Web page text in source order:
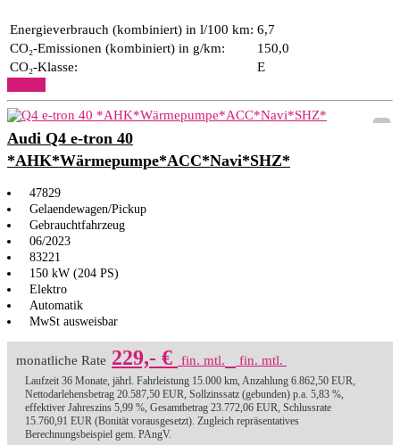
Energieverbrauch (kombiniert) in l/100 km: 6,7
CO₂-Emissionen (kombiniert) in g/km:
150,0
CO₂-Klasse:
E
Audi Q4 e-tron 40
*AHK*Wärmepumpe*ACC*Navi*SHZ*
47829
Gelaendewagen/Pickup
Gebrauchtfahrzeug
06/2023
83221
150 kW (204 PS)
Elektro
Automatik
MwSt ausweisbar
monatliche Rate 229,- € fin. mtl. fin. mtl.
Laufzeit 36 Monate, jährl. Fahrleistung 15.000 km, Anzahlung 6.862,50 EUR,
Nettodarlehensbetrag 20.587,50 EUR, Sollzinssatz (gebunden) p.a. 5,83 %,
effektiver Jahreszins 5,99 %, Gesamtbetrag 23.772,06 EUR, Schlussrate
15.760,91 EUR (Bonität vorausgesetzt). Zugleich repräsentatives
Berechnungsbeispiel gem. PAngV.